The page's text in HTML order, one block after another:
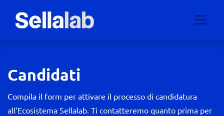
Candidati
Compila il form per attivare il processo di candidatura
all’Ecosistema Sellalab. Ti contatteremo quanto prima per